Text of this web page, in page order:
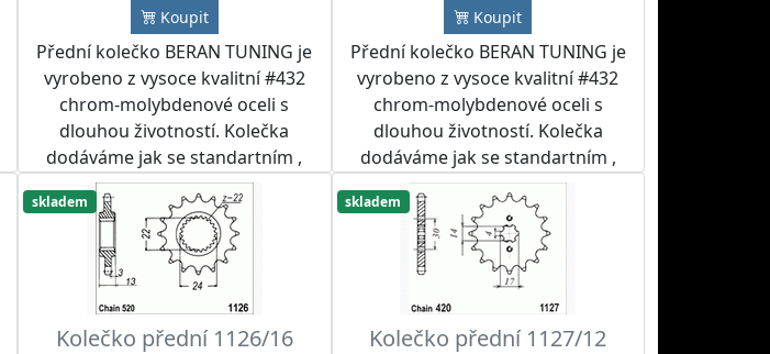
Koupit
Přední kolečko BERAN TUNING je
vyrobeno z vysoce kvalitní #432
chrom-molybdenové oceli s
dlouhou životností. Kolečka
dodáváme jak se standartním ,
tak i jiným počtem zubů.
Doporučujeme kolečko použít
spolu s RK nebo IRIS řetězem a
rozetou BERAN TUNING nebo
SUPERSPROX do řetězových sad
dle přání zákazníka.
Koupit
Přední kolečko BERAN TUNING je
vyrobeno z vysoce kvalitní #432
chrom-molybdenové oceli s
dlouhou životností. Kolečka
dodáváme jak se standartním ,
tak i jiným počtem zubů.
Doporučujeme kolečko použít
spolu s RK nebo IRIS řetězem a
rozetou BERAN TUNING nebo
SUPERSPROX do řetězových sad
dle přání zákazníka.
skladem
Kolečko přední 1126/16
skladem
Kolečko přední 1127/12